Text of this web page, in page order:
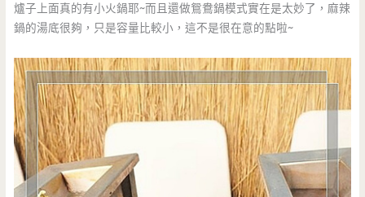
爐子上面真的有小火鍋耶~而且還做鴛鴦鍋模式實在是太妙了，麻辣
鍋的湯底很夠，只是容量比較小，這不是很在意的點啦~